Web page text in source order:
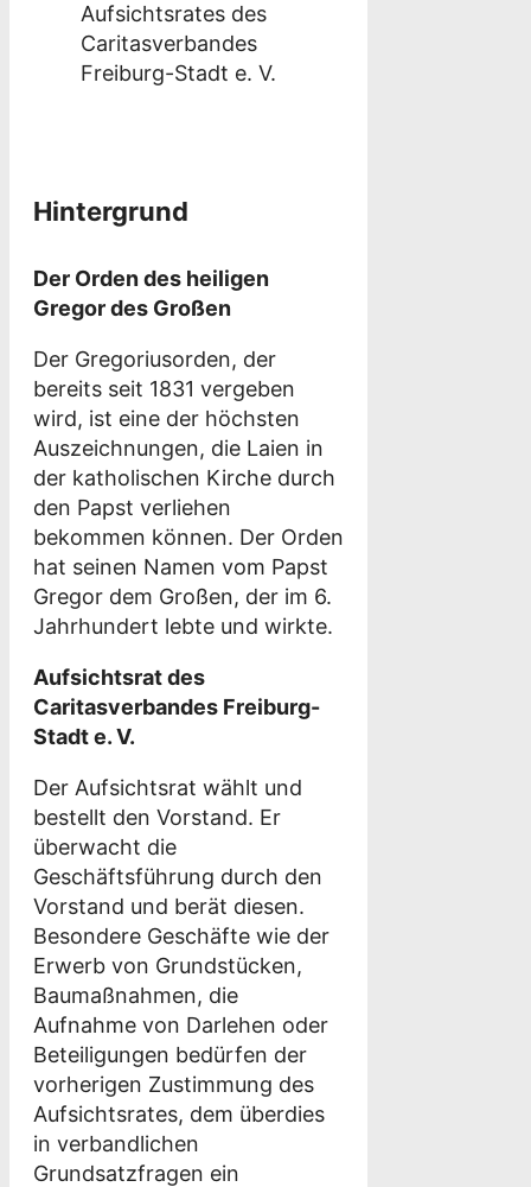
Aufsichtsrates des
Caritasverbandes
Freiburg-Stadt e. V.
Hintergrund
Der Orden des heiligen
Gregor des Großen
Der Gregoriusorden, der
bereits seit 1831 vergeben
wird, ist eine der höchsten
Auszeichnungen, die Laien in
der katholischen Kirche durch
den Papst verliehen
bekommen können. Der Orden
hat seinen Namen vom Papst
Gregor dem Großen, der im 6.
Jahrhundert lebte und wirkte.
Aufsichtsrat des
Caritasverbandes Freiburg-
Stadt e. V.
Der Aufsichtsrat wählt und
bestellt den Vorstand. Er
überwacht die
Geschäftsführung durch den
Vorstand und berät diesen.
Besondere Geschäfte wie der
Erwerb von Grundstücken,
Baumaßnahmen, die
Aufnahme von Darlehen oder
Beteiligungen bedürfen der
vorherigen Zustimmung des
Aufsichtsrates, dem überdies
in verbandlichen
Grundsatzfragen ein